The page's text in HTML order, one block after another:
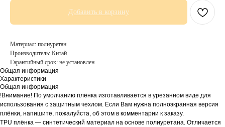
Добавить в корзину
Материал: полиуретан
Производитель: Китай
Гарантийный срок: не установлен
Общая информация
Характеристики
Общая информация
!Внимание! По умолчанию плёнка изготавливается в урезанном виде для
использования с защитным чехлом. Если Вам нужна полноэкранная версия
плёнки, напишите, пожалуйста, об этом в комментарии к заказу.
TPU плёнка — синтетический материал на основе полиуретана. Отличается